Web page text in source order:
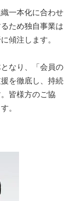
一本化に合わせ
ため独自事業は
傾注します。
なり、「会員の
を徹底し、持続
皆様方のご協
。